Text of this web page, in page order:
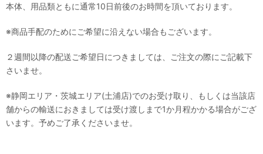
本体、用品類ともに通常10日前後のお時間を頂いております。
※商品手配のためにご希望に沿えない場合もございます。
２週間以降の配送ご希望日につきましては、ご注文の際にご記載下
さいませ。
※静岡エリア・茨城エリア(土浦店)でのお受け取り、もしくは当該店
舗からの輸送におきましては受け渡しまで1か月程かかる場合がござ
います。予めご了承くださいませ。